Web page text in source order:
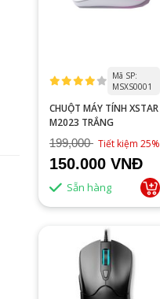
Mã SP:
MSXS0001
CHUỘT MÁY TÍNH XSTAR
M2023 TRẮNG
199,000 Tiết kiệm 25%
150.000 VNĐ
Sẵn hàng